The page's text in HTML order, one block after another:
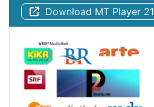
Download MT Player 21